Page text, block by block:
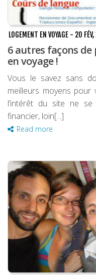
LOGEMENT EN VOYAGE - 20
6 autres façons
en voyage !
Vous le savez sans
meilleurs moyens pour
l’intérêt du site ne se
financier, loin[...]
Read more